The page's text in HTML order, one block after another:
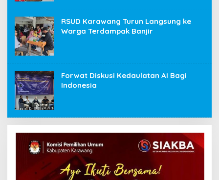
RSUD Karawang Turun Langsung ke
Warga Terdampak Banjir
Forwat Diskusi Kedaulatan AI Bagi
Indonesia